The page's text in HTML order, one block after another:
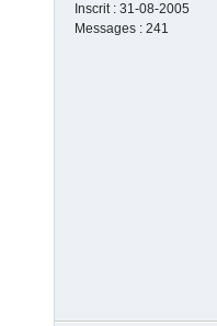
Inscrit : 31-08-2005
Messages : 241